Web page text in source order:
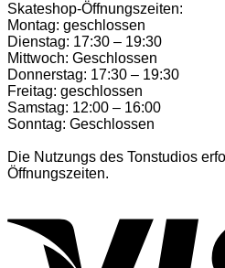
Skateshop-Öffnungszeiten:
Montag: geschlossen
Dienstag: 17:30 – 19:30
Mittwoch: Geschlossen
Donnerstag: 17:30 – 19:30
Freitag: geschlossen
Samstag: 12:00 – 16:00
Sonntag: Geschlossen
Die Nutzungs des Tonstudios
Öffnungszeiten.